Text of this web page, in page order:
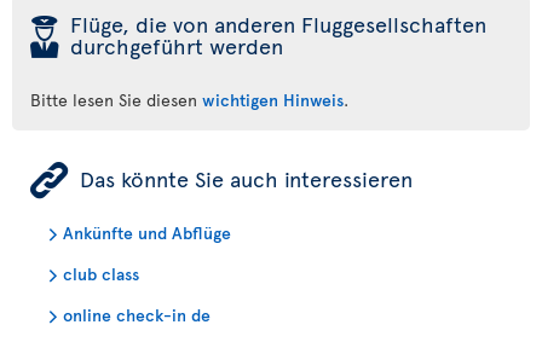
þ Flüge, die von anderen Fluggesellschaften
durchgeführt werden
Bitte lesen Sie diesen wichtigen Hinweis.
ÿ Das könnte Sie auch interessieren
Ankünfte und Abflüge
club class
online check-in de